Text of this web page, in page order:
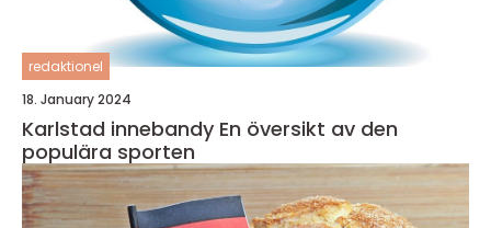
redaktionel
18. January 2024
Karlstad innebandy En översikt av den
populära sporten